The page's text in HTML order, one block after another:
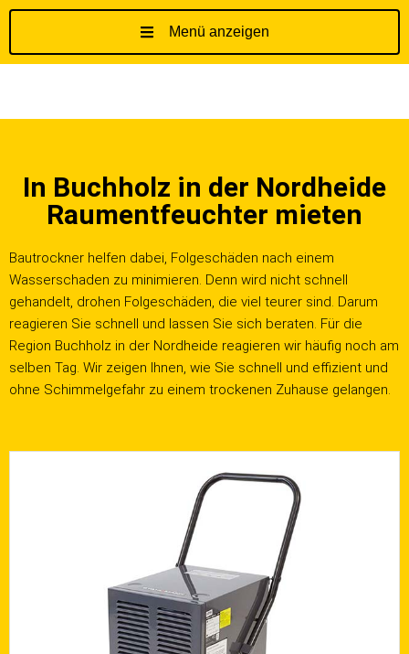
i
Menü anzeigen
In Buchholz in der Nordheide
Raumentfeuchter mieten
Bautrockner helfen dabei, Folgeschäden nach einem
Wasserschaden zu minimieren. Denn wird nicht schnell
gehandelt, drohen Folgeschäden, die viel teurer sind. Darum
reagieren Sie schnell und lassen Sie sich beraten. Für die
Region Buchholz in der Nordheide reagieren wir häufig noch am
selben Tag. Wir zeigen Ihnen, wie Sie schnell und effizient und
ohne Schimmelgefahr zu einem trockenen Zuhause gelangen.